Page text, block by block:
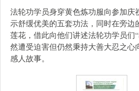
法轮功学员身穿黄色炼功服向参加庆
示舒缓优美的五套功法，同时在旁边
莲花，借此向他们讲述法轮功学员们
然遭受迫害但仍然秉持大善大忍之心
感人故事。